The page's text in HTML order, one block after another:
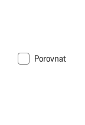
Porovnat